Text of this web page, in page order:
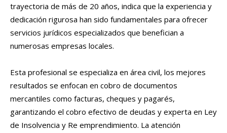
trayectoria de más de 20 años, indica que la experiencia y
dedicación rigurosa han sido fundamentales para ofrecer
servicios jurídicos especializados que benefician a
numerosas empresas locales.
Esta profesional se especializa en área civil, los mejores
resultados se enfocan en cobro de documentos
mercantiles como facturas, cheques y pagarés,
garantizando el cobro efectivo de deudas y experta en Ley
de Insolvencia y Re emprendimiento. La atención